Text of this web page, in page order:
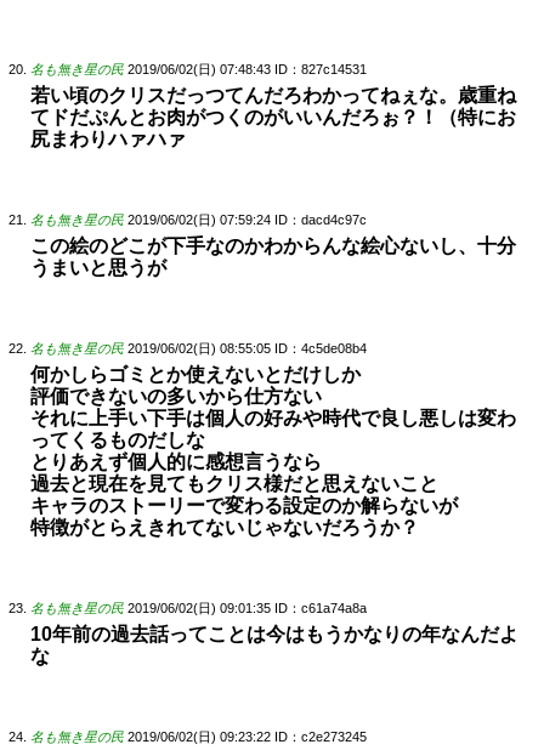
名も無き星の民 2019/06/02(日) 07:48:43 ID：827c14531
若い頃のクリスだっつてんだろわかってねぇな。歳重ね
てドだぷんとお肉がつくのがいいんだろぉ？！（特にお
尻まわりハァハァ
名も無き星の民 2019/06/02(日) 07:59:24 ID：dacd4c97c
この絵のどこが下手なのかわからんな絵心ないし、十分
うまいと思うが
名も無き星の民 2019/06/02(日) 08:55:05 ID：4c5de08b4
何かしらゴミとか使えないとだけしか
評価できないの多いから仕方ない
それに上手い下手は個人の好みや時代で良し悪しは変わ
ってくるものだしな
とりあえず個人的に感想言うなら
過去と現在を見てもクリス様だと思えないこと
キャラのストーリーで変わる設定のか解らないが
特徴がとらえきれてないじゃないだろうか？
名も無き星の民 2019/06/02(日) 09:01:35 ID：c61a74a8a
10年前の過去話ってことは今はもうかなりの年なんだよ
な
名も無き星の民 2019/06/02(日) 09:23:22 ID：c2e273245